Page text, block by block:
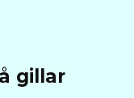
gillar